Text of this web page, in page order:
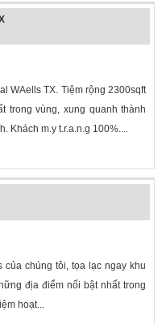
WAells TX. Tiệm rộng 2300sqft
trong vùng, xung quanh thành
Khách m.y t.r.a.n.g 100%....
của chúng tôi, tọa lạc ngay khu
địa điểm nổi bật nhất trong
hoạt...